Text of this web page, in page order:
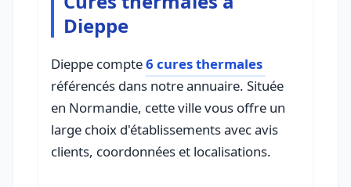
Dieppe
Dieppe compte6 cures thermales
référencés dans notre annuaire. Située
en Normandie, cette ville vous offre un
large choix d'établissements avec avis
clients, coordonnées et localisations.